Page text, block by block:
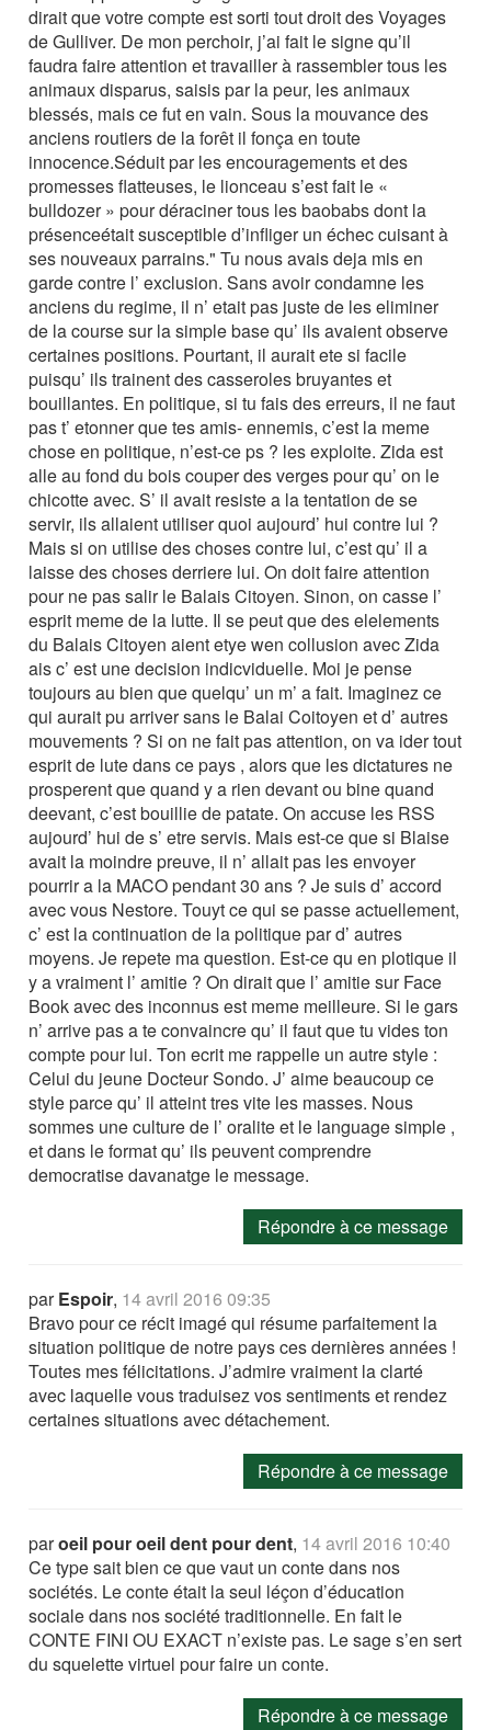
dirait que votre compte est sorti tout droit des Voyages
de Gulliver. De mon perchoir, j’ai fait le signe qu’il
faudra faire attention et travailler à rassembler tous les
animaux disparus, saisis par la peur, les animaux
blessés, mais ce fut en vain. Sous la mouvance des
anciens routiers de la forêt il fonça en toute
innocence.Séduit par les encouragements et des
promesses flatteuses, le lionceau s’est fait le «
bulldozer » pour déraciner tous les baobabs dont la
présenceétait susceptible d’infliger un échec cuisant à
ses nouveaux parrains." Tu nous avais deja mis en
garde contre l’ exclusion. Sans avoir condamne les
anciens du regime, il n’ etait pas juste de les eliminer
de la course sur la simple base qu’ ils avaient observe
certaines positions. Pourtant, il aurait ete si facile
puisqu’ ils trainent des casseroles bruyantes et
bouillantes. En politique, si tu fais des erreurs, il ne faut
pas t’ etonner que tes amis- ennemis, c’est la meme
chose en politique, n’est-ce ps ? les exploite. Zida est
alle au fond du bois couper des verges pour qu’ on le
chicotte avec. S’ il avait resiste a la tentation de se
servir, ils allaient utiliser quoi aujourd’ hui contre lui ?
Mais si on utilise des choses contre lui, c’est qu’ il a
laisse des choses derriere lui. On doit faire attention
pour ne pas salir le Balais Citoyen. Sinon, on casse l’
esprit meme de la lutte. Il se peut que des elelements
du Balais Citoyen aient etye wen collusion avec Zida
ais c’ est une decision indicviduelle. Moi je pense
toujours au bien que quelqu’ un m’ a fait. Imaginez ce
qui aurait pu arriver sans le Balai Coitoyen et d’ autres
mouvements ? Si on ne fait pas attention, on va ider tout
esprit de lute dans ce pays , alors que les dictatures ne
prosperent que quand y a rien devant ou bine quand
deevant, c’est bouillie de patate. On accuse les RSS
aujourd’ hui de s’ etre servis. Mais est-ce que si Blaise
avait la moindre preuve, il n’ allait pas les envoyer
pourrir a la MACO pendant 30 ans ? Je suis d’ accord
avec vous Nestore. Touyt ce qui se passe actuellement,
c’ est la continuation de la politique par d’ autres
moyens. Je repete ma question. Est-ce qu en plotique il
y a vraiment l’ amitie ? On dirait que l’ amitie sur Face
Book avec des inconnus est meme meilleure. Si le gars
n’ arrive pas a te convaincre qu’ il faut que tu vides ton
compte pour lui. Ton ecrit me rappelle un autre style :
Celui du jeune Docteur Sondo. J’ aime beaucoup ce
style parce qu’ il atteint tres vite les masses. Nous
sommes une culture de l’ oralite et le language simple ,
et dans le format qu’ ils peuvent comprendre
democratise davanatge le message.
Répondre à ce message
parEspoir, 14 avril 2016 09:35
Bravo pour ce récit imagé qui résume parfaitement la
situation politique de notre pays ces dernières années !
Toutes mes félicitations. J’admire vraiment la clarté
avec laquelle vous traduisez vos sentiments et rendez
certaines situations avec détachement.
Répondre à ce message
paroeil pour oeil dent pour dent, 14 avril 2016 10:40
Ce type sait bien ce que vaut un conte dans nos
sociétés. Le conte était la seul léçon d’éducation
sociale dans nos société traditionnelle. En fait le
CONTE FINI OU EXACT n’existe pas. Le sage s’en sert
du squelette virtuel pour faire un conte.
Répondre à ce message